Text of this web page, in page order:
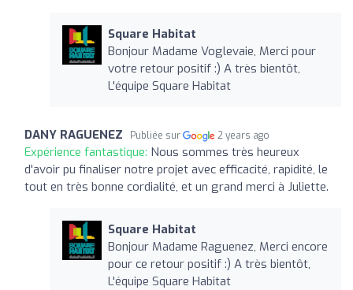
Square Habitat
Bonjour Madame Voglevaie, Merci pour
votre retour positif :) A très bientôt,
L'équipe Square Habitat
DANY RAGUENEZ Publiée sur 2 years ago
Expérience fantastique: Nous sommes très heureux
d'avoir pu finaliser notre projet avec efficacité, rapidité, le
tout en très bonne cordialité, et un grand merci à Juliette.
Square Habitat
Bonjour Madame Raguenez, Merci encore
pour ce retour positif :) A très bientôt,
L'équipe Square Habitat